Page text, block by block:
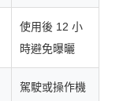
使用後 12 小
時避免曝曬
駕駛或操作機